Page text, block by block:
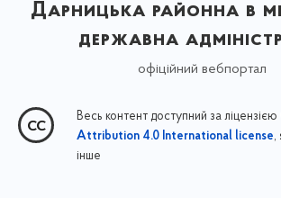
Дарницька районна в
державна
офіційний вебпортал
Весь контент доступний за ліцензією
Attribution 4.0 International license,
інше